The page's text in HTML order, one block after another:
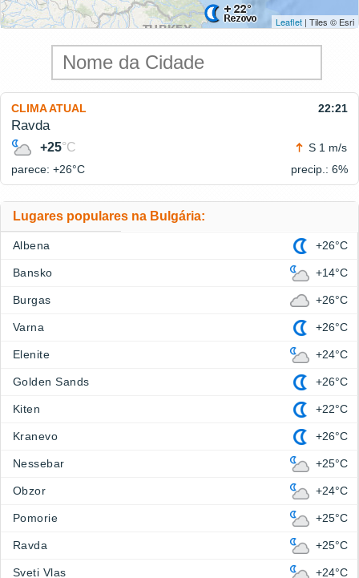
Leaflet | Tiles © Esri
CLIMA ATUAL 22:21
Ravda
+25°C
S 1 m/s
parece: +26°C precip.: 6%
Lugares populares na Bulgária:
Albena +26°C
Bansko +14°C
Burgas +26°C
Varna +26°C
Elenite +24°C
Golden Sands +26°C
Kiten +22°C
Kranevo +26°C
Nessebar +25°C
Obzor +24°C
Pomorie +25°C
Ravda +25°C
Sveti Vlas +24°C